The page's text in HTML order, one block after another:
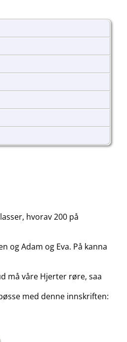
hvorav 200 på
og Adam og Eva. På kanna
må våre Hjerter røre, saa
med denne innskriften: